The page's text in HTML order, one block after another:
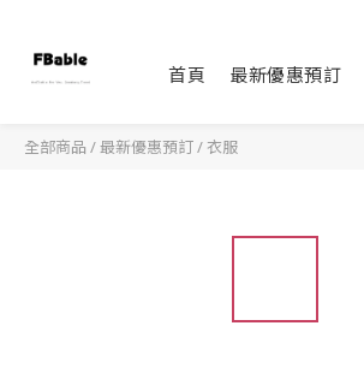
首頁 最新優惠預訂
全部商品 /最新優惠預訂/ 衣服